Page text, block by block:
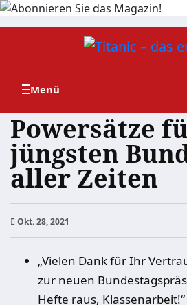
Zum
Powersätze
jüngsten
aller Zeiten
Okt. 28, 2021
„Vielen Dank für Ihr
zur neuen
Hefte raus, Klassenarbeit!“